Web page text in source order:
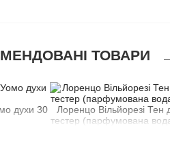
ТОВАРИ
Лоренцо Вільйорезі Тен де Неж
тестер (парфумована вода) 50 мл